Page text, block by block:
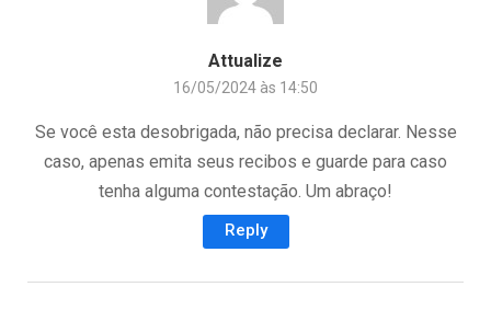
Attualize
16/05/2024 às 14:50
Se você esta desobrigada, não precisa declarar. Nesse
caso, apenas emita seus recibos e guarde para caso
tenha alguma contestação. Um abraço!
Reply